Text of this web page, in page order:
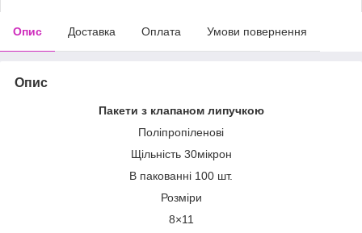
Опис Доставка Оплата Умови повернення
Опис
Пакети з клапаном липучкою
Поліпропіленові
Щільність 30мікрон
В пакованні 100 шт.
Розміри
8×11